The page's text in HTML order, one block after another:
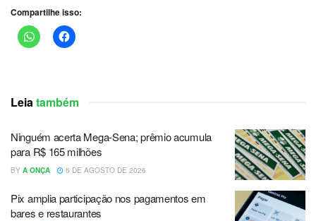
Compartilhe isso:
Leiatambém
Ninguém acerta Mega-Sena; prêmio acumula
para R$ 165 milhões
BY A ONÇA 6 DE AGOSTO DE 2026
Pix amplia participação nos pagamentos em
bares e restaurantes